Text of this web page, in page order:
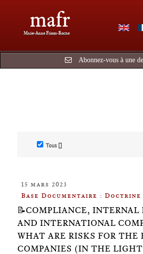
mafr
Marie-Anne Frison-Roche
Abonnez-vous à une
Tous []
15 mars 2023
Base Documentaire : Doctrine
📝COMPLIANCE,
AND INTERNATIONAL
WHAT ARE RISKS FOR THE
COMPANIES (IN THE